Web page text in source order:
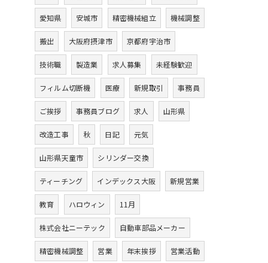
愛知県 安城市 精密機械組立 機械調整
搬出 大阪府摂津市 京都府宇治市
技術職 製造業 求人募集 未経験歓迎
フィルム切断機 医療 新規取引 事務員
ご挨拶 事務員ブログ 求人 山形県
改造工事 秋 日記 元気
山形県天童市 シリンダー交換
ティーチング インデックス大阪 新規営業
教育 ハロウィン 11月
株式会社ニーテック 自動車部品メーカー
精密機械調整 営業 年末挨拶 営業活動